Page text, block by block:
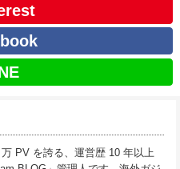
PV を誇る、運営歴 10 年以上